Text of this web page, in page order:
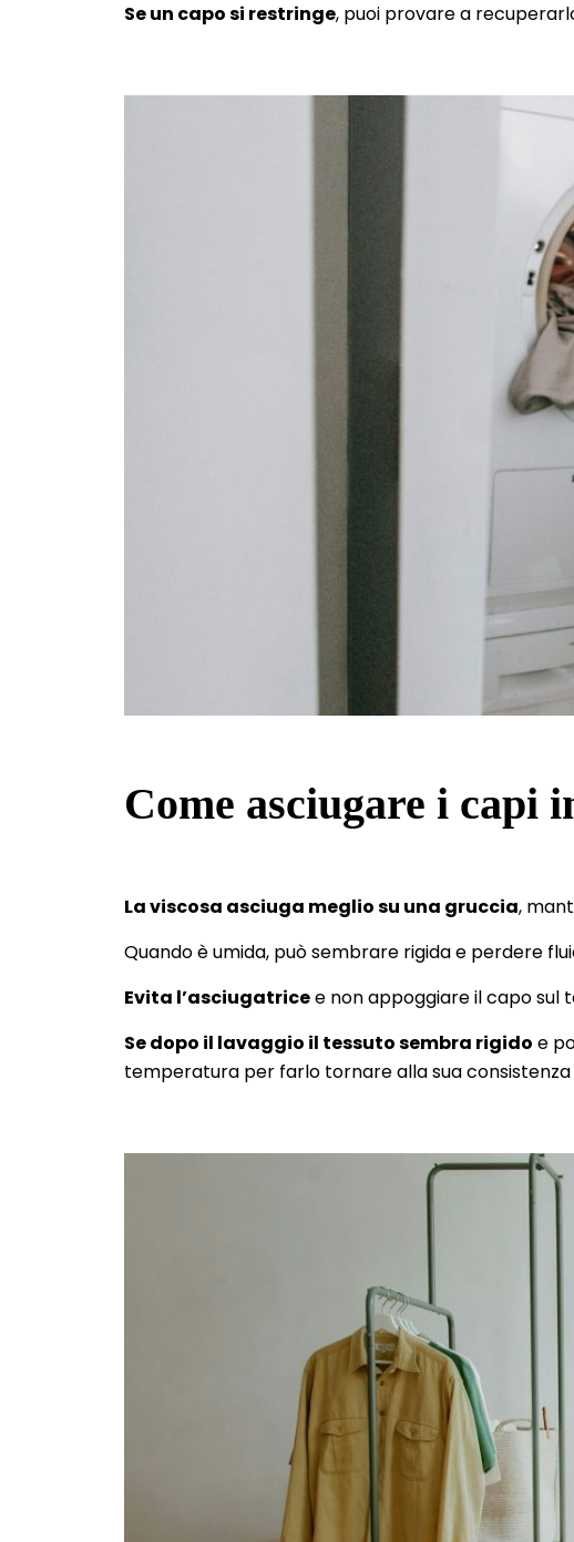
Se un capo si restringe, puoi provare a
Come asciugare i capi
La viscosa asciuga meglio su una gruccia,
Quando è umida, può sembrare rigida e perdere
Evita l’asciugatricee non appoggiare il capo sul
Se dopo il lavaggio il tessuto sembra rigido e
temperatura per farlo tornare alla sua consistenza